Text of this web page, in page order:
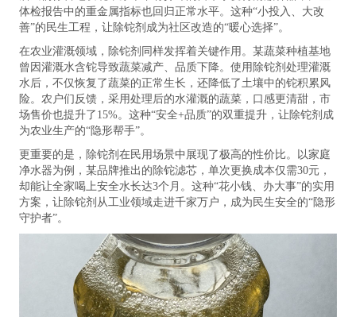
体检报告中的重金属指标也回归正常水平。这种“小投入、大改
善”的民生工程，让除铊剂成为社区改造的“暖心选择”。
在农业灌溉领域，除铊剂同样发挥着关键作用。某蔬菜种植基地
曾因灌溉水含铊导致蔬菜减产、品质下降。使用除铊剂处理灌溉
水后，不仅恢复了蔬菜的正常生长，还降低了土壤中的铊积累风
险。农户们反馈，采用处理后的水灌溉的蔬菜，口感更清甜，市
场售价也提升了15%。这种“安全+品质”的双重提升，让除铊剂成
为农业生产的“隐形帮手”。
更重要的是，除铊剂在民用场景中展现了极高的性价比。以家庭
净水器为例，某品牌推出的除铊滤芯，单次更换成本仅需30元，
却能让全家喝上安全水长达3个月。这种“花小钱、办大事”的实用
方案，让除铊剂从工业领域走进千家万户，成为民生安全的“隐形
守护者”。